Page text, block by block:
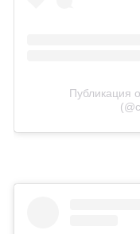
Публикация